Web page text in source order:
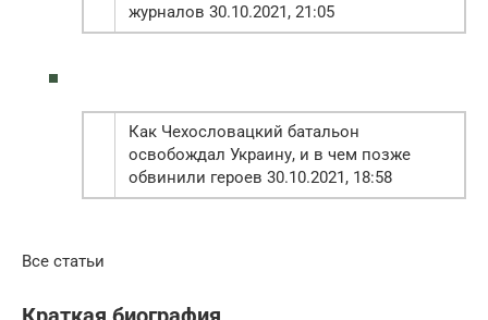
журналов 30.10.2021, 21:05
Как Чехословацкий батальон
освобождал Украину, и в чем позже
обвинили героев 30.10.2021, 18:58
Все статьи